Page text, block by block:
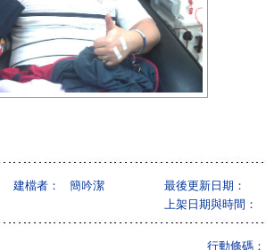
建檔者： 簡吟潔 最後更新日期：
上架日期與時間：
行動條碼：